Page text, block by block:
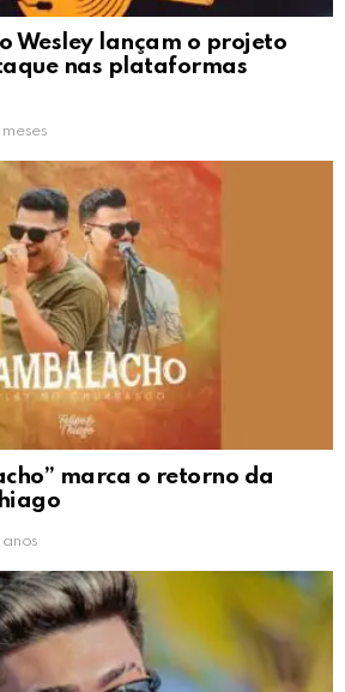
Wesley lançam o projeto
nas plataformas
meses
marca o retorno da
anos